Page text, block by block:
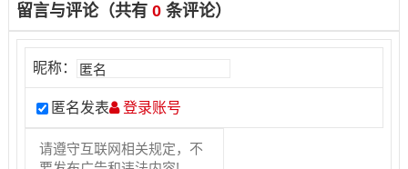
留言与评论（共有 0条评论）
昵称：
匿名发表 登录账号